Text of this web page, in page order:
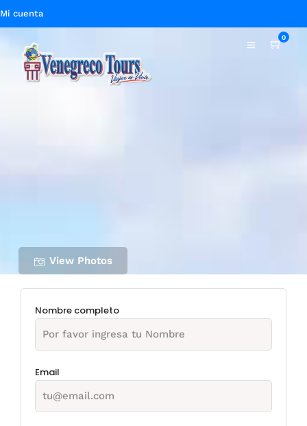
Mi cuenta
0
View Photos
Nombre completo
Email